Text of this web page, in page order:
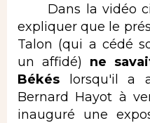
Dans la vidéo
expliquer que le
Talon (qui a cédé
un affidé) ne
Békés
lorsqu'il a
Bernard Hayot à
inauguré une